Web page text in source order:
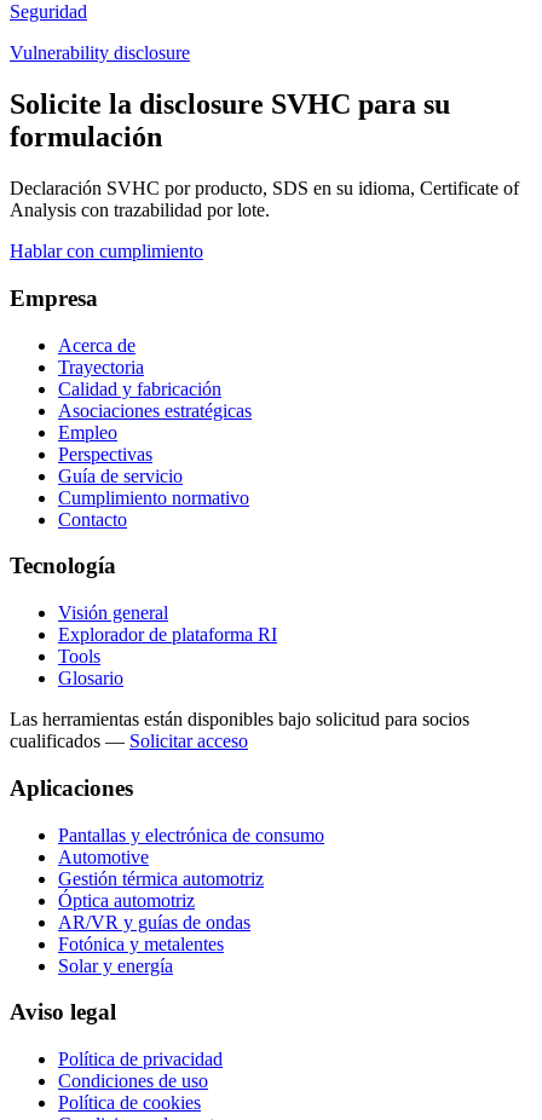
Seguridad
Vulnerability disclosure
Solicite la disclosure SVHC para su
formulación
Declaración SVHC por producto, SDS en su idioma, Certificate of
Analysis con trazabilidad por lote.
Hablar con cumplimiento
Empresa
Acerca de
Trayectoria
Calidad y fabricación
Asociaciones estratégicas
Empleo
Perspectivas
Guía de servicio
Cumplimiento normativo
Contacto
Tecnología
Visión general
Explorador de plataforma RI
Tools
Glosario
Las herramientas están disponibles bajo solicitud para socios
cualificados — Solicitar acceso
Aplicaciones
Pantallas y electrónica de consumo
Automotive
Gestión térmica automotriz
Óptica automotriz
AR/VR y guías de ondas
Fotónica y metalentes
Solar y energía
Aviso legal
Política de privacidad
Condiciones de uso
Política de cookies